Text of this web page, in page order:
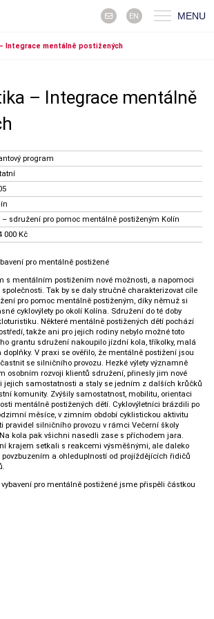
EN MENU
Integrace mentálně postižených
– Integrace mentálně
program
– sdružení pro pomoc mentálně postiženým Kolín
000 Kč
pro mentálně postižené
s mentálním postižením nové možnosti, a napomoci
Tak by se daly stručně charakterizovat cíle
pro pomoc mentálně postiženým, díky němuž si
cyklovýlety po okolí Kolína. Sdružení do té doby
Některé mentálně postižených dětí pochází
takže ani pro jejich rodiny nebylo možné toto
grantu sdružení nakoupilo jízdní kola, tříkolky, malá
doplňky. V praxi se ověřilo, že mentálně postižení jsou
se silničního provozu. Hezké výlety významně
osobním rozvoji klientů sdružení, přinesly jim nové
jejich samostatnosti a staly se jedním z dalších krůčků
komunity. Zvýšily samostatnost, mobilitu, orientaci
mentálně postižených dětí. Cyklovýletníci brázdili po
měsíce, v zimním období cyklistickou aktivitu
pravidel silničního provozu v rámci Večerní školy
kola pak všichni nasedli zase s příchodem jara.
krajem setkali s reakcemi výsměšnými, ale daleko
a ohleduplností od projíždějících řidičů
pro mentálně postižené jsme přispěli částkou